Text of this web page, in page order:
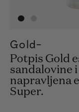
Gold-
Potpis Gold
sandalovine
napravljena
Super.